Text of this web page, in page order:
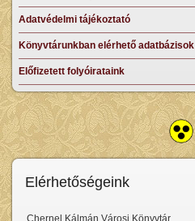
Adatvédelmi tájékoztató
Könyvtárunkban elérhető adatbázisok
Előfizetett folyóirataink
Elérhetőségeink
Chernel Kálmán Városi Könyvtár